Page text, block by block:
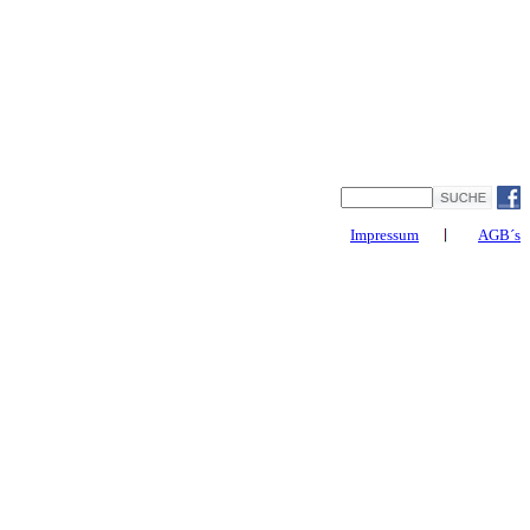
Impressum AGB´s